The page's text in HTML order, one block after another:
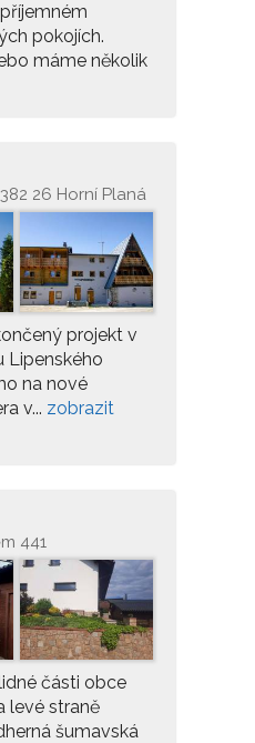
pokojích.
máme několik
26 Horní Planá
projekt v
Lipenského
na nové
v... zobrazit
441
části obce
levé straně
šumavská